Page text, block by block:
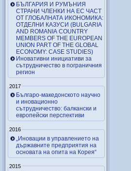
БЪЛГАРИЯ И РУМЪНИЯ
СТРАНИ ЧЛЕНКИ НА ЕС ЧАСТ
ОТ ГЛОБАЛНАТА ИКОНОМИКА:
ОТДЕЛНИ КАЗУСИ (BULGARIA
AND ROMANIA COUNTRY
MEMBERS OF THE EUROPEAN
UNION PART OF THE GLOBAL
ECONOMY: CASE STUDIES)
Иновативни инициативи за
сътрудничество в пограничния
регион
2017
Българо-македонското научно
и иновационно
сътрудничество: балкански и
европейски перспективи
2016
„Иновации в управлението на
държавните предприятия на
основата на опита на Корея“
2015